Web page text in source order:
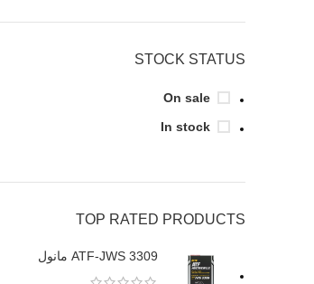
STOCK STATUS
On sale
In stock
TOP RATED PRODUCTS
ATF-JWS 3309 مانول